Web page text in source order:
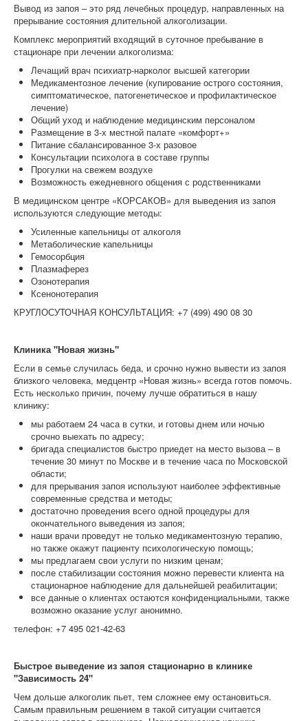
Вывод из запоя – это ряд лечебных процедур, направленных на
прерывание состояния длительной алкоголизации.
Комплекс мероприятий входящий в суточное пребывание в
стационаре при лечении алкоголизма:
Лечащий врач психиатр-нарколог высшей категории
Медикаментозное лечение (купирование острого состояния,
симптоматическое, патогенетическое и профилактическое
лечение)
Общий уход и наблюдение медицинским персоналом
Размещение в 3-х местной палате «комфорт+»
Питание сбалансированное 3-х разовое
Консультации психолога в составе группы
Прогулки на свежем воздухе
Возможность ежедневного общения с родственниками
В медицинском центре «КОРСАКОВ» для выведения из запоя
используются следующие методы:
Усиленные капельницы от алкоголя
Метаболические капельницы
Гемосорбция
Плазмаферез
Озонотерапия
Ксенонотерапия
КРУГЛОСУТОЧНАЯ КОНСУЛЬТАЦИЯ: +7 (499) 490 08 30
Клиника "Новая жизнь"
Если в семье случилась беда, и срочно нужно вывести из запоя
близкого человека, медцентр «Новая жизнь» всегда готов помочь.
Есть несколько причин, почему лучше обратиться в нашу
клинику:
мы работаем 24 часа в сутки, и готовы днем или ночью
срочно выехать по адресу;
бригада специалистов быстро приедет на место вызова – в
течение 30 минут по Москве и в течение часа по Московской
области;
для прерывания запоя используют наиболее эффективные
современные средства и методы;
достаточно проведения всего одной процедуры для
окончательного выведения из запоя;
наши врачи проведут не только медикаментозную терапию,
но также окажут пациенту психологическую помощь;
мы предлагаем свои услуги по низким ценам;
после стабилизации состояния можно перевести клиента на
стационарное наблюдение для дальнейшей реабилитации;
все данные о клиентах остаются конфиденциальными, также
возможно оказание услуг анонимно.
телефон: +7 495 021-42-63
Быстрое выведение из запоя стационарно в клинике
"Зависимость 24"
Чем дольше алкоголик пьет, тем сложнее ему остановиться.
Самым правильным решением в такой ситуации считается